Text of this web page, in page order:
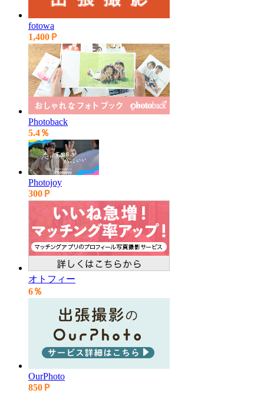
fotowa
1,400Ｐ
Photoback
5.4％
Photojoy
300Ｐ
オトフィー
6％
OurPhoto
850Ｐ